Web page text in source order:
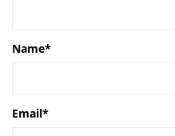
Name*
Email*